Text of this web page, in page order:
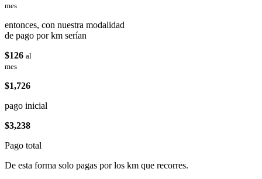
mes
entonces, con nuestra modalidad
de pago por km serían
$126 al
mes
$1,726
pago inicial
$3,238
Pago total
De esta forma solo pagas por los km que recorres.